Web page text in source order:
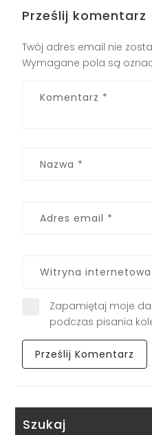
Prześlij komentarz
Twój adres email nie
Wymagane pola są
Zapamiętaj moje
podczas pisania
Szukaj